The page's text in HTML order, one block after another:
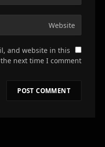
and website in this
next time I comment.